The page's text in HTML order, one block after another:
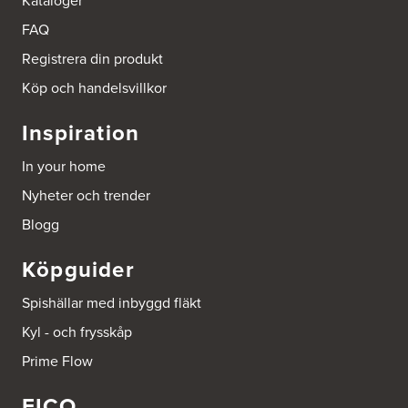
Ballingslöv Sickla
Hässelmanstorg 1-3
Tel.:0046-86428515
http://www.ballingslov.se
Gäddvägen 12
Tel.:752412900
Hönekullavägen 25
Tel.:752418750
Beijer Byggmaterial Bollnäs - Filial 041
Industrigatan 5
Tel.: 752411000
FAQ
Registrera din produkt
Köp och handelsvillkor
Inspiration
In your home
Nyheter och trender
Blogg
Köpguider
Spishällar med inbyggd fläkt
Kyl - och frysskåp
Prime Flow